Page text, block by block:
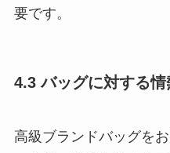
要です。
4.3 バッグに対する
高級ブランドバッグを